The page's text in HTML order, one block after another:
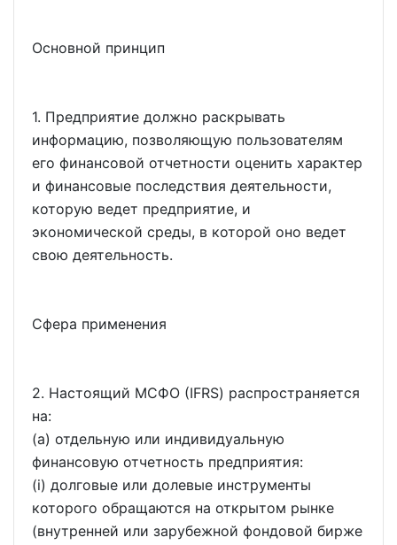
Основной принцип
1. Предприятие должно раскрывать
информацию, позволяющую пользователям
его финансовой отчетности оценить характер
и финансовые последствия деятельности,
которую ведет предприятие, и
экономической среды, в которой оно ведет
свою деятельность.
Сфера применения
2. Настоящий МСФО (IFRS) распространяется
на:
(a) отдельную или индивидуальную
финансовую отчетность предприятия:
(i) долговые или долевые инструменты
которого обращаются на открытом рынке
(внутренней или зарубежной фондовой бирже